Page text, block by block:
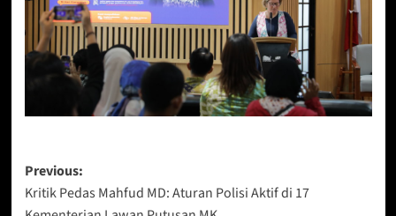
Post
navigation
Previous:
Kritik Pedas Mahfud MD: Aturan Polisi Aktif di 17